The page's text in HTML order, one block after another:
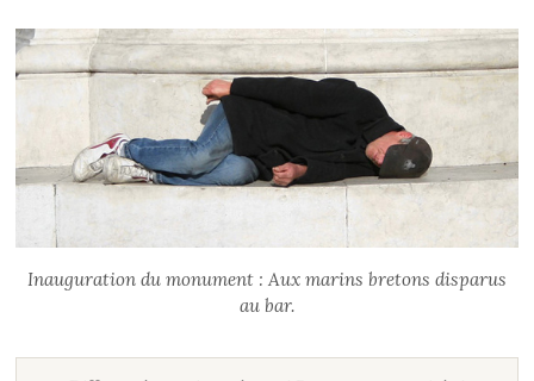
Inauguration du monument : Aux marins bretons disparus
au bar.